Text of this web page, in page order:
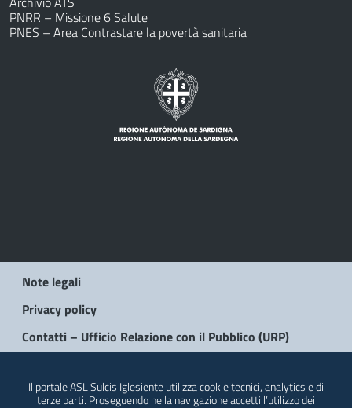
PNRR – Missione 6 Salute
PNES – Area Contrastare la povertà sanitaria
Note legali
Privacy policy
Contatti – Ufficio Relazione con il Pubblico (URP)
Il portale ASL Sulcis Iglesiente utilizza cookie tecnici, analytics e di
terze parti. Proseguendo nella navigazione accetti l’utilizzo dei